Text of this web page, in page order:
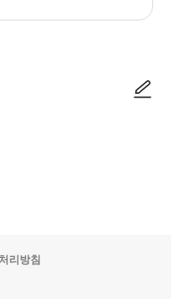
리방침